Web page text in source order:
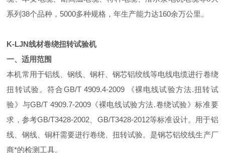
系列38个品种，5000多种规格，年生产能力达160余万公里。
K-LJN线材卷绕扭转试验机
一、适用范围
本机常用于铝线、钢线、钢杆、钢芯铝绞线等电线电缆进行卷绕
扭转试验。符合GB/T 4909.4-2009 《裸电线试验方法.扭转试
验》与GB/T 4909.7-2009《裸电线试验方法.卷绕试验》标准要
求，参考GB/T3428-2002、GB/T3428-2012等标准设计。用于铝
线、钢线、铜杆需要进行卷绕、扭转试验。是钢芯铝绞线生产厂
商*的检测工具。